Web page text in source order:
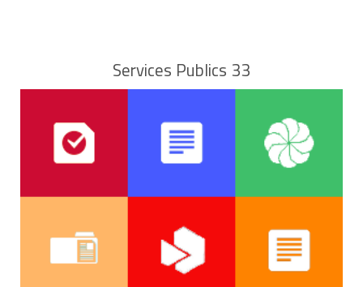
Services Publics 33